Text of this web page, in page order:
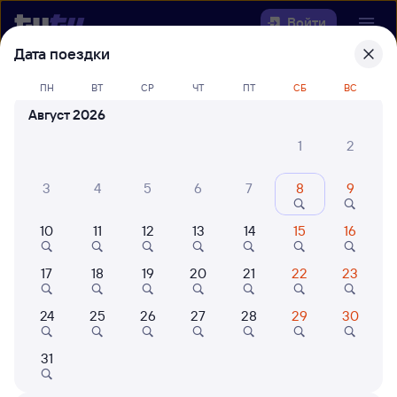
Войти
Выберите день, чтобы найтиж/д
билеты Белорецк — Куберле
Куда
Когда
Кто едет
Найти поезда
Дата поездки
ПН ВТ СР ЧТ ПТ СБ ВС
Август 2026
1
2
3 4 5 6 7 8 9
10 11 12 13 14 15 16
17 18 19 20 21 22 23
24 25 26 27 28 29 30
31